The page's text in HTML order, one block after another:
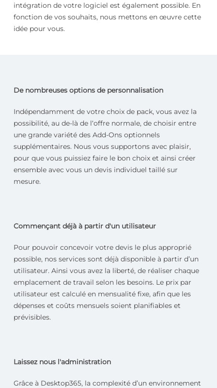
intégration de votre logiciel est également possible. En
fonction de vos souhaits, nous mettons en œuvre cette
idée pour vous.
De nombreuses options de personnalisation
Indépendamment de votre choix de pack, vous avez la
possibilité, au de-là de l‘offre normale, de choisir entre
une grande variété des Add-Ons optionnels
supplémentaires. Nous vous supportons avec plaisir,
pour que vous puissiez faire le bon choix et ainsi créer
ensemble avec vous un devis individuel taillé sur
mesure.
Commençant déjà à partir d'un utilisateur
Pour pouvoir concevoir votre devis le plus approprié
possible, nos services sont déjà disponible à partir d’un
utilisateur. Ainsi vous avez la liberté, de réaliser chaque
emplacement de travail selon les besoins. Le prix par
utilisateur est calculé en mensualité fixe, afin que les
dépenses et coûts mensuels soient planifiables et
prévisibles.
Laissez nous l'administration
Grâce à Desktop365, la complexité d’un environnement